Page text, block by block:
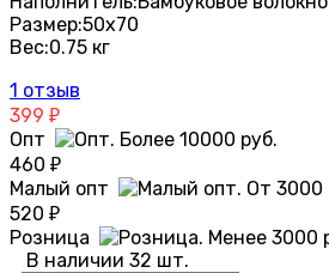
Размер:50х70
Вес:0.75 кг
1 отзыв
399 ₽
Опт
460 ₽
Малый опт
520 ₽
Розница
В наличии 32 шт.